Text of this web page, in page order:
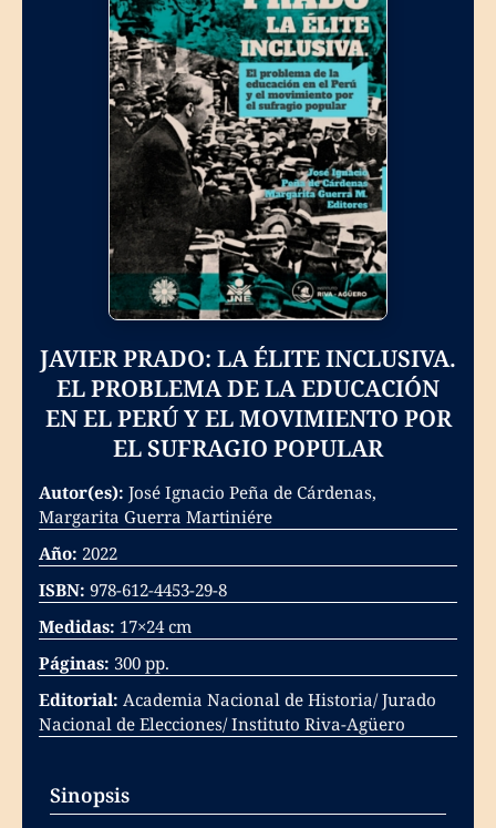
JAVIER PRADO: LA ÉLITE INCLUSIVA.
EL PROBLEMA DE LA EDUCACIÓN
EN EL PERÚ Y EL MOVIMIENTO POR
EL SUFRAGIO POPULAR
Autor(es): José Ignacio Peña de Cárdenas,
Margarita Guerra Martiniére
Año: 2022
ISBN: 978-612-4453-29-8
Medidas: 17×24 cm
Páginas: 300 pp.
Editorial: Academia Nacional de Historia/ Jurado
Nacional de Elecciones/ Instituto Riva-Agüero
Sinopsis